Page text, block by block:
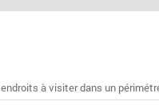
à visiter dans un